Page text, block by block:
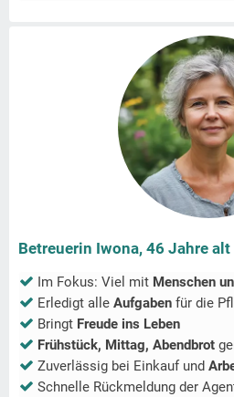
Betreuerin Iwona, 46 Jahre alt
Im Fokus: Viel mit Menschen
Erledigt alle Aufgaben für die
Bringt Freude ins Leben
Frühstück, Mittag, Abendbrot
Zuverlässig bei Einkauf und
Schnelle Rückmeldung der